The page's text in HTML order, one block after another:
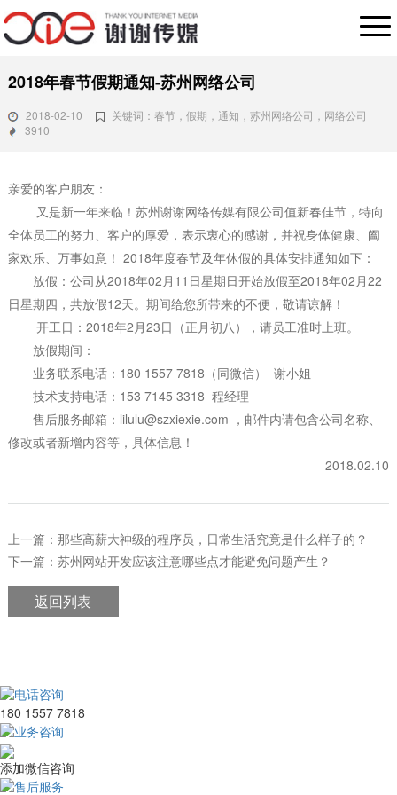
2018年春节假期通知-苏州网络公司
2018-02-10
关键词：春节，假期，通知，苏州网络公司，网络公司
3910
亲爱的客户朋友：
又是新一年来临！苏州谢谢网络传媒有限公司值新春佳节，特向
全体员工的努力、客户的厚爱，表示衷心的感谢，并祝身体健康、阖
家欢乐、万事如意！ 2018年度春节及年休假的具体安排通知如下：
放假：公司从2018年02月11日星期日开始放假至2018年02月22
日星期四，共放假12天。 期间给您所带来的不便，敬请谅解！
开工日：2018年2月23日 （正月初八）
，请员工准时上班。
放假期间：
业务联系电话：180 1557 7818（同微信） 谢小姐
技术支持电话：153 7145 3318 程经理
售后服务邮箱：lilulu@szxiexie.com ，邮件内请包含公司名称、
修改或者新增内容等，具体信息！
2018.02.10
上一篇：那些高薪大神级的程序员，日常生活究竟是什么样子的？
下一篇：苏州网站开发应该注意哪些点才能避免问题产生？
返回列表
电话咨询
180 1557 7818
业务咨询
添加微信咨询
售后服务